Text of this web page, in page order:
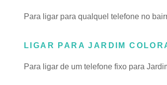
Para ligar para qualquel telefone no
LIGAR PARA JARDIM
Para ligar de um telefone fixo para